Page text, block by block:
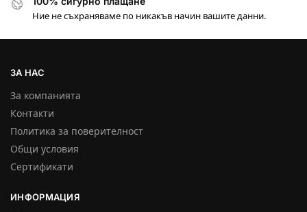
Ние не съхраняваме по никакъв начин вашите данни.
ЗА НАС
За компанията
Контакти
Политика за поверителност
Общи условия
Сертификати
ИНФОРМАЦИЯ